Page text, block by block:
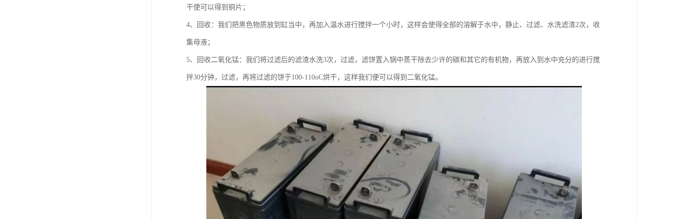
干使可以得到铜片；
4、回收：我们把黑色物质放到缸当中，再加入温水进行搅拌一个小时，这样会使得全部的溶解于水中，静止、过滤、水洗滤渣2次，收
集母液；
5、回收二氧化锰：我们将过滤后的滤渣水洗3次，过滤，滤饼置入锅中蒸干除去少许的碳和其它的有机物，再放入到水中充分的进行搅
拌30分钟，过滤，再将过滤的饼于100-110oC烘干，这样我们便可以得到二氧化锰。